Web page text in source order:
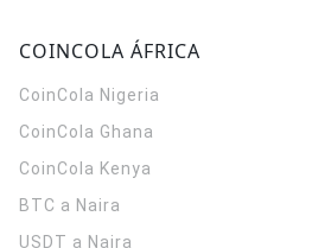
COINCOLA ÁFRICA
CoinCola Nigeria
CoinCola Ghana
CoinCola Kenya
BTC a Naira
USDT a Naira